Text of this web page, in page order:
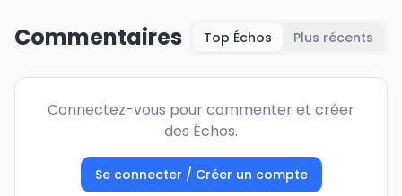
Commentaires Top Échos Plus récents
Connectez-vous pour commenter et créer
des Échos.
Se connecter / Créer un compte